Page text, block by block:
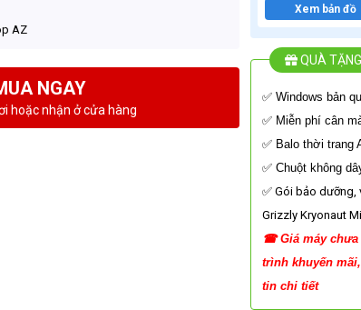
AZ
NGAY
hoặc nhận ở cửa hàng
Xem bản đồ
QUÀ
✅ Windows bản
✅ Miễn phí cân
✅ Balo thời trang
✅ Chuột không
✅ Gói bảo dưỡng,
Grizzly Kryonaut
☎Giá máy
trình khuyến
tin chi tiết